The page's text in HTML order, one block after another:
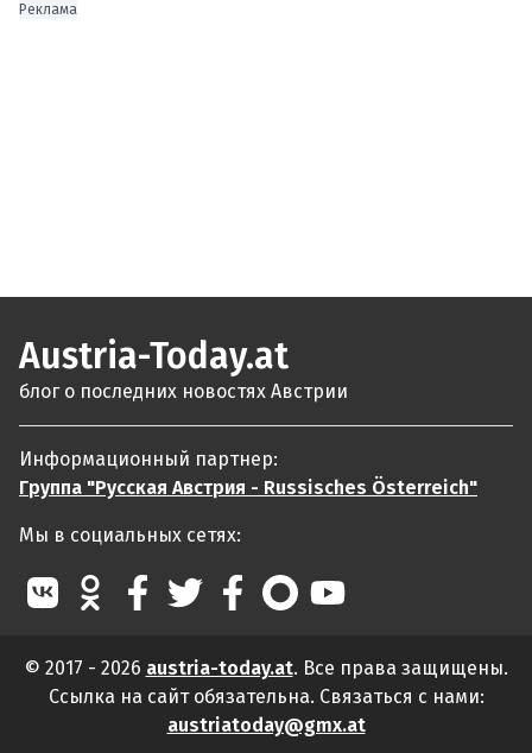
Реклама
Austria-Today.at
блог о последних новостях Австрии
Информационный партнер:
Группа "Русская Австрия - Russisches Österreich"
Мы в социальных сетях:
© 2017 - 2026 austria-today.at. Все права защищены.
Ссылка на сайт обязательна. Связаться с нами:
austriatoday@gmx.at